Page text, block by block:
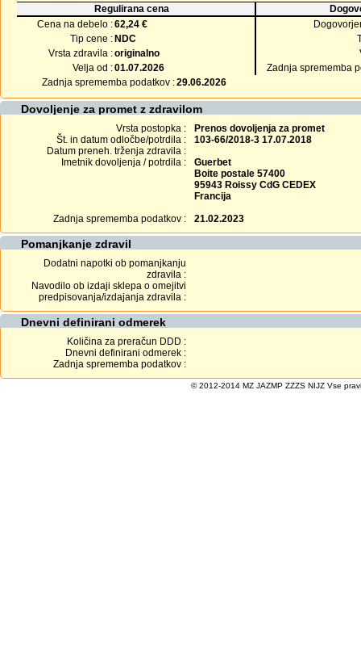
Regulirana cena
Cena na debelo :62,24 €
Tip cene : NDC
Vrsta zdravila :originalno
Velja od :01.07.2026
Zadnja sprememba
Zadnja sprememba podatkov :29.06.2026
Dovoljenje za promet z zdravilom
Vrsta postopka :
Prenos dovoljenja za promet
Št. in datum odločbe/potrdila :
103-66/2018-3 17.07.2018
Datum preneh. trženja zdravila :
Imetnik dovoljenja / potrdila :
Guerbet
Boite postale 57400
95943 Roissy CdG CEDEX
Francija
Zadnja sprememba podatkov :
21.02.2023
Pomanjkanje zdravil
Dodatni napotki ob pomanjkanju
zdravila :
Navodilo ob izdaji sklepa o omejitvi
predpisovanja/izdajanja zdravila :
Dnevni definirani odmerek
Količina za preračun DDD :
Dnevni definirani odmerek :
Zadnja sprememba podatkov :
© 2012-2014 MZ JAZMP ZZZS NIJZ Vse